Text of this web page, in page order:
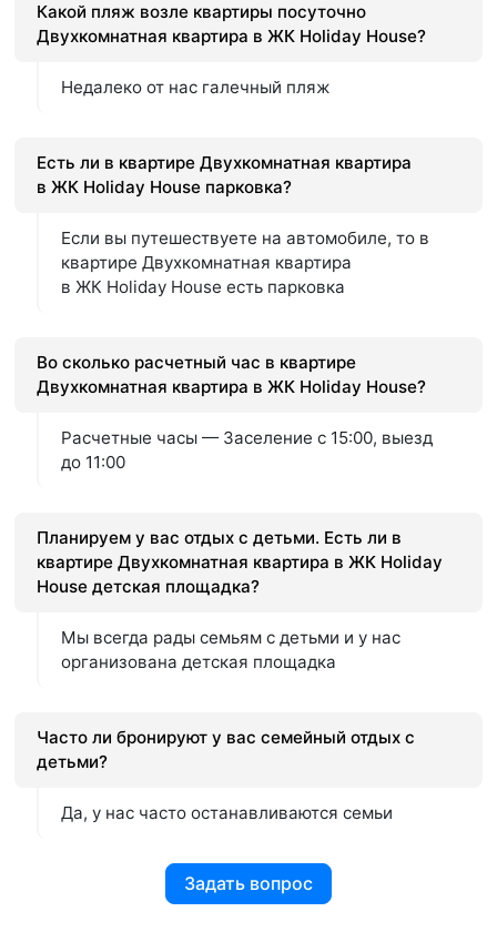
Какой пляж возле квартиры посуточно
Двухкомнатная квартира в ЖК Holiday House?
Недалеко от нас галечный пляж
Есть ли в квартире Двухкомнатная квартира
в ЖК Holiday House парковка?
Если вы путешествуете на автомобиле, то в
квартире Двухкомнатная квартира
в ЖК Holiday House есть парковка
Во сколько расчетный час в квартире
Двухкомнатная квартира в ЖК Holiday House?
Расчетные часы — Заселение с 15:00, выезд
до 11:00
Планируем у вас отдых с детьми. Есть ли в
квартире Двухкомнатная квартира в ЖК Holiday
House детская площадка?
Мы всегда рады семьям с детьми и у нас
организована детская площадка
Часто ли бронируют у вас семейный отдых с
детьми?
Да, у нас часто останавливаются семьи
Задать вопрос